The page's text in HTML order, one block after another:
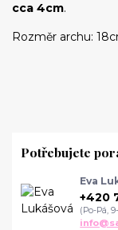
cca 4cm.
Rozměr archu:
Potřebujete
Eva
+420
(Po-Pá,